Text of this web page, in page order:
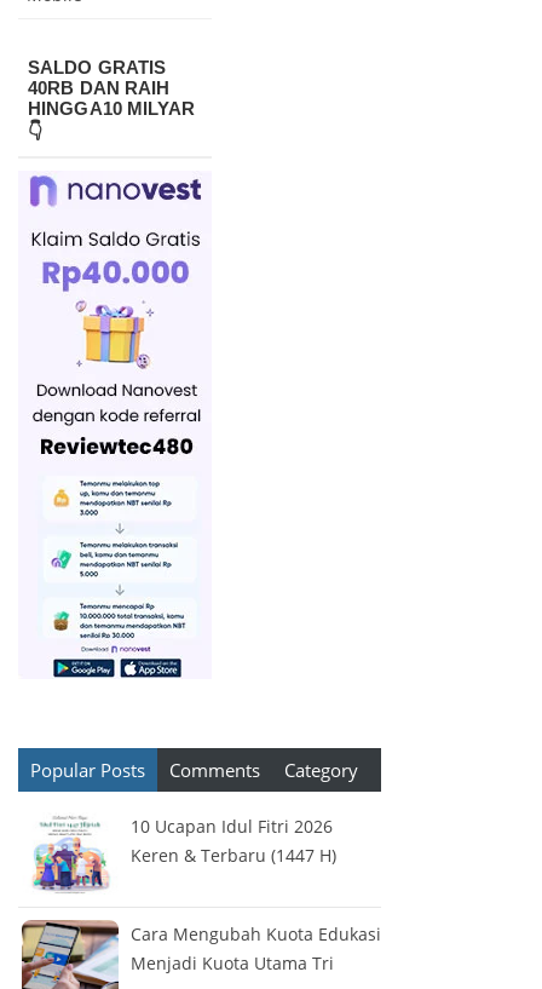
SALDO GRATIS
40RB DAN RAIH
HINGGA10 MILYAR
👇
Popular Posts Comments Category
10 Ucapan Idul Fitri 2026
Keren & Terbaru (1447 H)
Cara Mengubah Kuota Edukasi
Menjadi Kuota Utama Tri